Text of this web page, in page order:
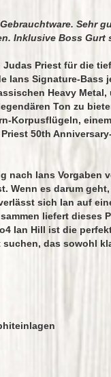
Sehr
Inklusive Boss Gurt
Priest für die
Ians Signature-Bass
Heavy
Ton zu
Korpusflügeln,
50th
nach Ians Vorgaben
Wenn es darum
sich Ian auf
liefert dieses
Ian Hill ist die
das sowohl